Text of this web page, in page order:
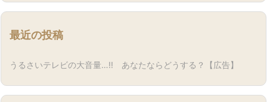
リ
最近の投稿
うるさいテレビの大音量…!! あなたならどうする？【広告】